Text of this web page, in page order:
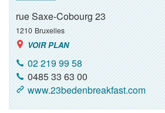
rue Saxe-Cobourg 23
1210 Bruxelles
VOIR PLAN
02 219 99 58
0485 33 63 00
www.23bedenbreakfast.com